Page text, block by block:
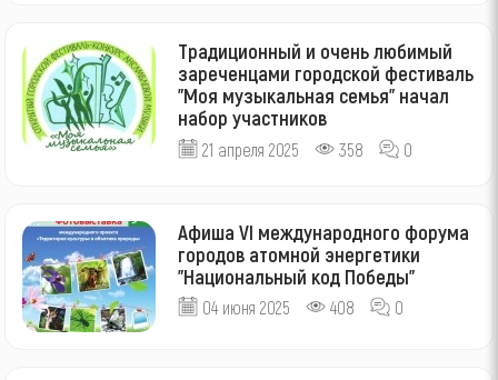
Традиционный и очень любимый
зареченцами городской фестиваль
"Моя музыкальная семья" начал
набор участников
21 апреля 2025 358 0
Афиша VI международного форума
городов атомной энергетики
"Национальный код Победы"
04 июня 2025 408 0